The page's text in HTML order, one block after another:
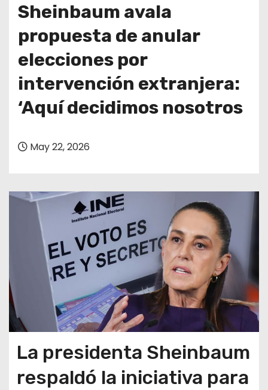
Sheinbaum avala
propuesta de anular
elecciones por
intervención extranjera:
‘Aquí decidimos nosotros
May 22, 2026
La presidenta Sheinbaum
respaldó la iniciativa para